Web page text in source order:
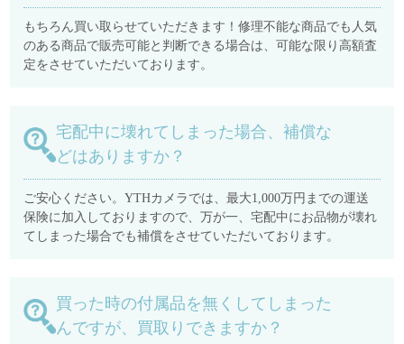
もちろん買い取らせていただきます！修理不能な商品でも人気
のある商品で販売可能と判断できる場合は、可能な限り高額査
定をさせていただいております。
宅配中に壊れてしまった場合、補償な
どはありますか？
ご安心ください。YTHカメラでは、最大1,000万円までの運送
保険に加入しておりますので、万が一、宅配中にお品物が壊れ
てしまった場合でも補償をさせていただいております。
買った時の付属品を無くしてしまった
んですが、買取りできますか？